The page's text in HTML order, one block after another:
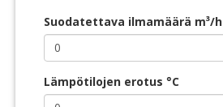
Suodatettava ilmamäärä m³/h
Lämpötilojen erotus °C